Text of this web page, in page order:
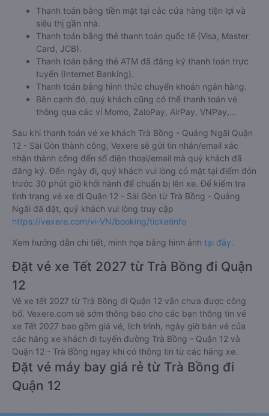
Thanh toán bằng tiền mặt tại các cửa hàng tiện lợi và
siêu thị gần nhà.
Thanh toán bằng thẻ thanh toán quốc tế (Visa, Master
Card, JCB).
Thanh toán bằng thẻ ATM đã đăng ký thanh toán trực
tuyến (Internet Banking).
Thanh toán bằng hình thức chuyển khoản ngân hàng.
Bên cạnh đó, quý khách cũng có thể thanh toán vé
thông qua các ví Momo, ZaloPay, AirPay, VNPay,…
Sau khi thanh toán vé xe khách Trà Bồng - Quảng Ngãi Quận
12 - Sài Gòn thành công, Vexere sẽ gửi tin nhắn/email xác
nhận thành công đến số điện thoại/email mà quý khách đã
đăng ký. Đến ngày đi, quý khách vui lòng có mặt tại điểm đón
trước 30 phút giờ khởi hành để chuẩn bị lên xe. Để kiểm tra
tình trạng vé xe đi Quận 12 - Sài Gòn từ Trà Bồng - Quảng
Ngãi đã đặt, quý khách vui lòng truy cập
https://vexere.com/vi-VN/booking/ticketinfo
Xem hướng dẫn chi tiết, minh họa bằng hình ảnh tại đây.
Đặt vé xe Tết 2027 từ Trà Bồng đi Quận
12
Vé xe tết 2027 từ Trà Bồng đi Quận 12 vẫn chưa được công
bố. Vexere.com sẽ sớm thông báo cho các bạn thông tin vé
xe Tết 2027 bao gồm giá vé, lịch trình, ngày giờ bán vé của
các hãng xe khách đi tuyến đường Trà Bồng - Quận 12 và
Quận 12 - Trà Bồng ngay khi có thông tin từ các hãng xe.
Đặt vé máy bay giá rẻ từ Trà Bồng đi
Quận 12